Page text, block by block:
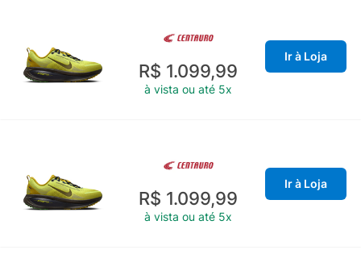
R$ 1.099,99
à vista ou até 5x
Ir à Loja
R$ 1.099,99
à vista ou até 5x
Ir à Loja